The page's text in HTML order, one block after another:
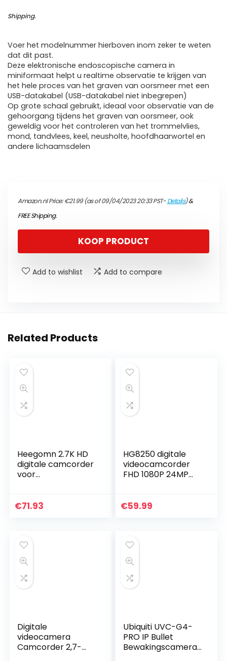
Shipping.
Voer het modelnummer hierboven inom zeker te weten
dat dit past.
Deze elektronische endoscopische camera in
miniformaat helpt u realtime observatie te krijgen van
het hele proces van het graven van oorsmeer met een
USB-datakabel (USB-datakabel niet inbegrepen)
Op grote schaal gebruikt, ideaal voor observatie van de
gehoorgang tijdens het graven van oorsmeer, ook
geweldig voor het controleren van het trommelvlies,
mond, tandvlees, keel, neusholte, hoofdhaarwortel en
andere lichaamsdelen
Amazon.nl Price:€21.99(as of 09/04/2023 20:33 PST-Details)&
FREE Shipping.
KOOP PRODUCT
Add to wishlist Add to compare
Related Products
Heegomn 2.7K HD
digitale camcorder
voor
1520P videocamera
€71.93
HG8250 digitale
videocamcorder
FHD 1080P 24MP
screen
€59.99
Digitale
videocamera
Camcorder 2,7-
Ubiquiti UVC-G4-
PRO IP Bullet
Bewakingscamera